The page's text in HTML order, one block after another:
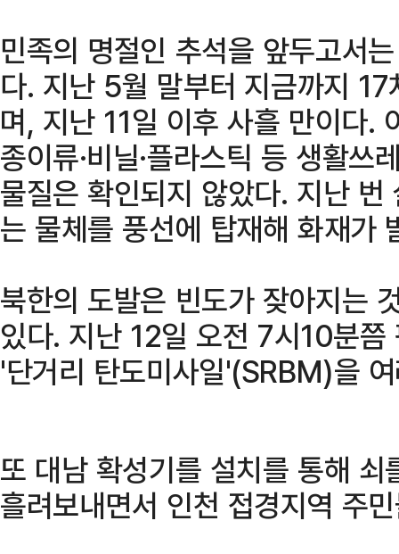
민족의 명절인 추석을 앞두고서
다. 지난 5월 말부터 지금까지
며, 지난 11일 이후 사흘 만이다.
종이류·비닐·플라스틱 등 생활쓰
물질은 확인되지 않았다. 지난
는 물체를 풍선에 탑재해 화재가
북한의 도발은 빈도가 잦아지는
있다. 지난 12일 오전 7시10분쯤
'단거리 탄도미사일'(SRBM)을
또 대남 확성기를 설치를 통해
흘려보내면서 인천 접경지역 주